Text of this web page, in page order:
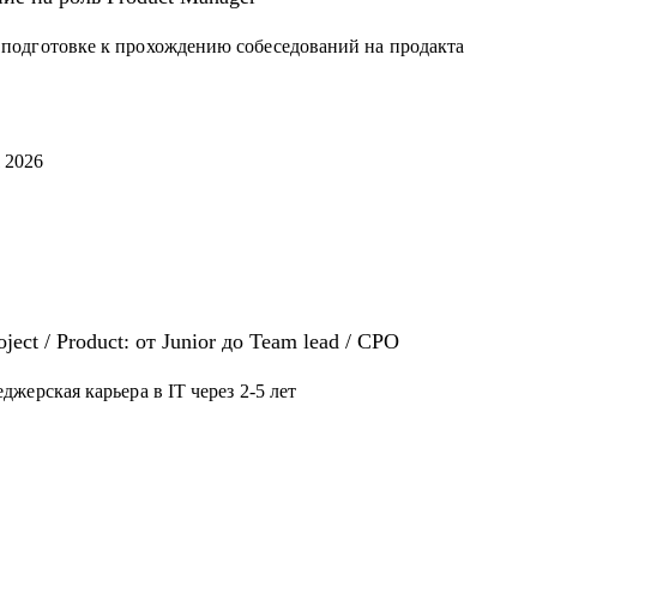
проектной / конфликтной ситуации
и продакт оунерам - советами по карьере, процессам и
C-suit - как собирать, мотивировать, управлять
к прохождению собеседований на продакта
2026
/ Product: от Junior до Team lead / CPO
карьера в IT через 2-5 лет